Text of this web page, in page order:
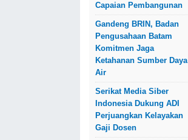
Capaian Pembangunan
Gandeng BRIN, Badan
Pengusahaan Batam
Komitmen Jaga
Ketahanan Sumber Daya
Air
Serikat Media Siber
Indonesia Dukung ADI
Perjuangkan Kelayakan
Gaji Dosen